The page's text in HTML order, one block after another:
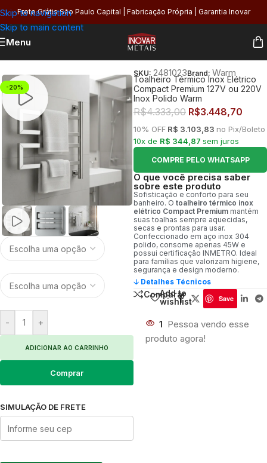
Skip to navigation
Skip to main content
Frete Grátis São Paulo Capital | Fabricação Própria | Garantia Inovar
Menu
-20%
- +
ADICIONAR AO CARRINHO
Comprar
SIMULAÇÃO DE FRETE
SKU: 2481023Brand: Warm
Toalheiro Térmico Inox Elétrico
Compact Premium 127V ou 220V
Inox Polido Warm
R$4.333,00 R$3.448,70
10% OFF R$ 3.103,83 no Pix/Boleto
10x de R$ 344,87 sem juros
COMPRE PELO WHATSAPP
O que você precisa saber
sobre este produto
Sofisticação e conforto para seu
banheiro. O toalheiro térmico inox
elétrico Compact Premium mantém
suas toalhas sempre aquecidas,
secas e prontas para usar.
Confeccionado em aço inox 304
polido, consome apenas 45W e
possui certificação INMETRO. Ideal
para famílias que valorizam higiene,
segurança e design moderno.
🡣 Detalhes Técnicos
Comparar
Add to
wishlist
Save
1 Pessoa vendo esse
produto agora!